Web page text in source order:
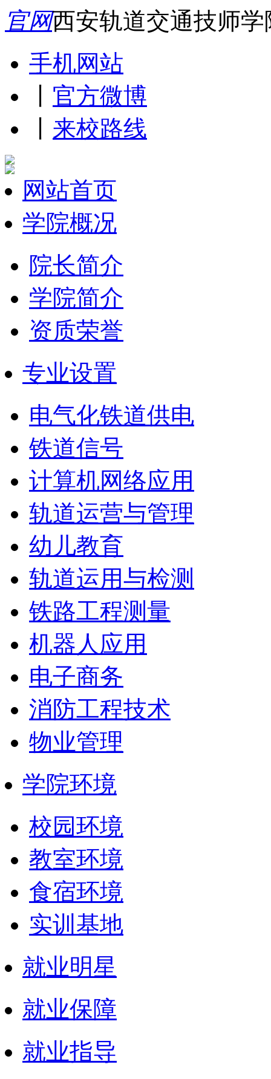
官网西安轨道交通技师
手机网站
官方微博
来校路线
网站首页
学院概况
院长简介
学院简介
资质荣誉
专业设置
电气化铁道供电
铁道信号
计算机网络应用
轨道运营与管理
幼儿教育
轨道运用与检测
铁路工程测量
机器人应用
电子商务
消防工程技术
物业管理
学院环境
校园环境
教室环境
食宿环境
实训基地
就业明星
就业保障
就业指导